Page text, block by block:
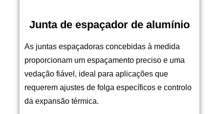
Junta de espaçador de alumínio
As juntas espaçadoras concebidas à medida
proporcionam um espaçamento preciso e uma
vedação fiável, ideal para aplicações que
requerem ajustes de folga específicos e controlo
da expansão térmica.